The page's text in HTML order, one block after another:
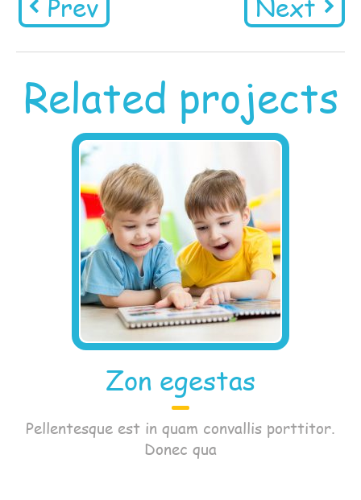
Related projects
Zon egestas
Pellentesque est in quam convallis porttitor.
Donec qua